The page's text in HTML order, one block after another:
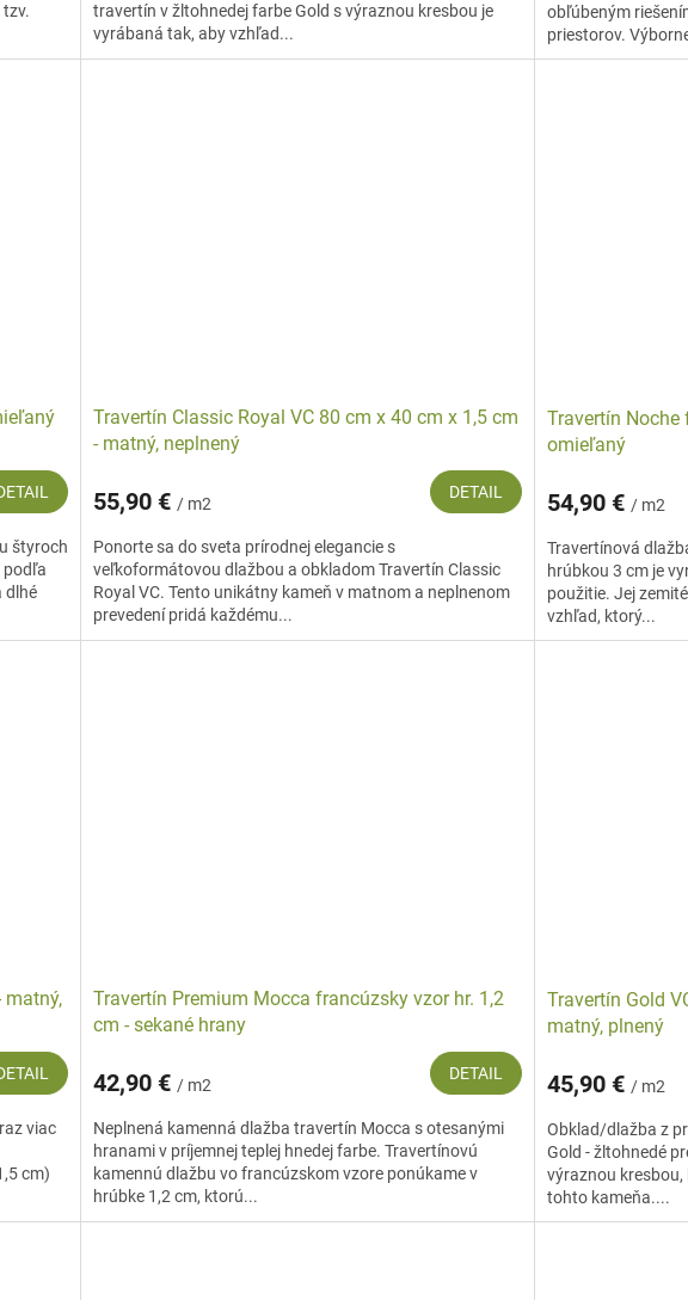
travertín v žltohnedej farbe Gold s výraznou kresbou je
vyrábaná tak, aby vzhľad...
obľúbeným
priestorov.
štyroch
podľa
dlhé
Travertín Classic Royal VC 80 cm x 40 cm x 1,5 cm
- matný, neplnený
55,90 €/ m2
DETAIL
Ponorte sa do sveta prírodnej elegancie s
veľkoformátovou dlažbou a obkladom Travertín Classic
Royal VC. Tento unikátny kameň v matnom a neplnenom
prevedení pridá každému...
Travertín Noche
omieľaný
54,90 € / m2
Travertínová
hrúbkou 3 cm je
použitie. Jej
vzhľad, ktorý...
matný,
viac
cm)
Travertín Premium Mocca francúzsky vzor hr. 1,2
cm - sekané hrany
42,90 €/ m2
DETAIL
Neplnená kamenná dlažba travertín Mocca s otesanými
hranami v príjemnej teplej hnedej farbe. Travertínovú
kamennú dlažbu vo francúzskom vzore ponúkame v
hrúbke 1,2 cm, ktorú...
Travertín Gold
matný, plnený
45,90 € / m2
Obklad/dlažba z
Gold - žltohnedé
výraznou
tohto kameňa....